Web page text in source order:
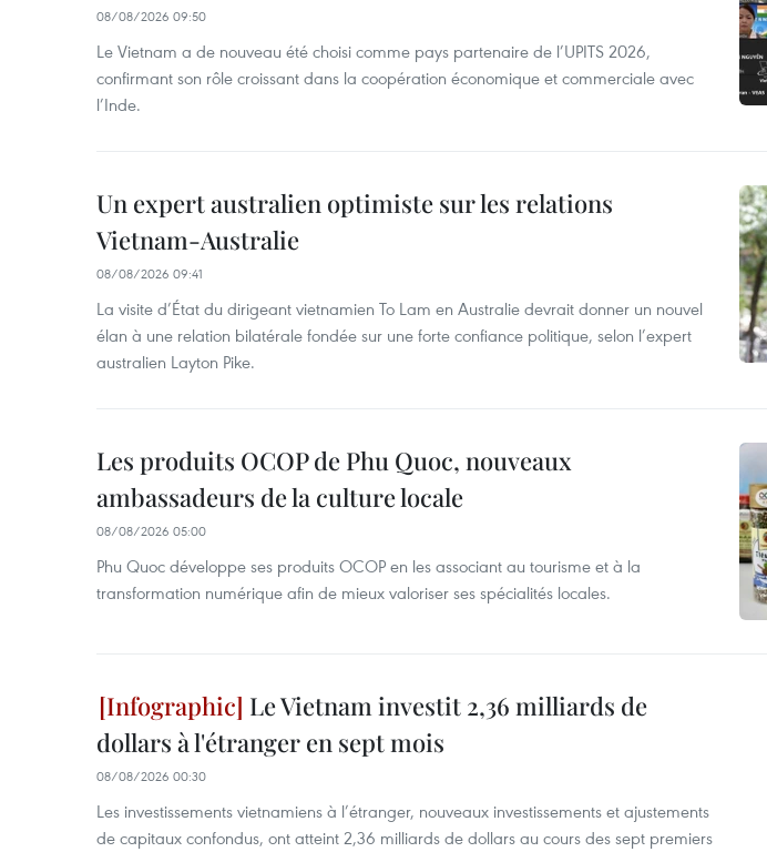
08/08/2026 09:50
Le Vietnam a de nouveau été choisi comme pays partenaire de l’UPITS 2026,
confirmant son rôle croissant dans la coopération économique et commerciale avec
l’Inde.
Un expert australien optimiste sur les relations
Vietnam-Australie
08/08/2026 09:41
La visite d’État du dirigeant vietnamien To Lam en Australie devrait donner un nouvel
élan à une relation bilatérale fondée sur une forte confiance politique, selon l’expert
australien Layton Pike.
Les produits OCOP de Phu Quoc, nouveaux
ambassadeurs de la culture locale
08/08/2026 05:00
Phu Quoc développe ses produits OCOP en les associant au tourisme et à la
transformation numérique afin de mieux valoriser ses spécialités locales.
Le Vietnam investit 2,36 milliards de
dollars à l'étranger en sept mois
08/08/2026 00:30
Les investissements vietnamiens à l’étranger, nouveaux investissements et ajustements
de capitaux confondus, ont atteint 2,36 milliards de dollars au cours des sept premiers